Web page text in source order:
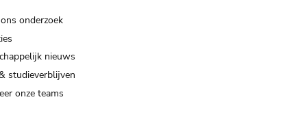
onderzoek
nieuws
studieverblijven
onze teams